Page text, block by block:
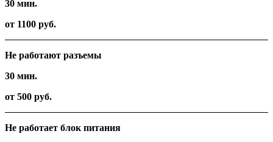
30 мин.
от 1100 руб.
Не работают разъемы
30 мин.
от 500 руб.
Не работает блок питания